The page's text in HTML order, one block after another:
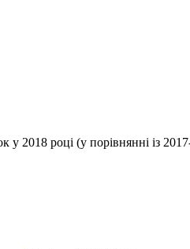
у 2018 році (у порівнянні із